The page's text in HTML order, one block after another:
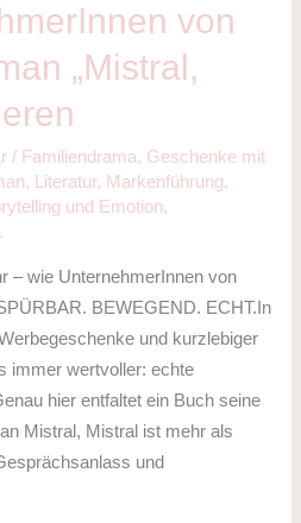
von
„Mistral,
/ Familiendrama, Geschenke mit
, Literatur, Markenführung,
und Emotion,
– wie UnternehmerInnen von
BEWEGEND. ECHT.In
und kurzlebiger
immer wertvoller: echte
hier entfaltet ein Buch seine
Mistral, Mistral ist mehr als
und